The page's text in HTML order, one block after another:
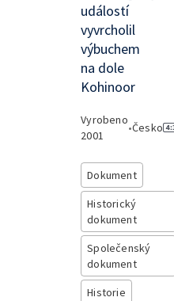
událostí
vyvrcholil
výbuchem
na dole
Kohinoor
Vyrobeno
2001
•Česko
Dokument
Historický
dokument
Společenský
dokument
Historie